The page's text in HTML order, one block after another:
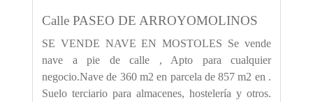
Calle PASEO DE ARROYOMOLINOS
SE VENDE NAVE EN MOSTOLES Se vende
nave a pie de calle , Apto para cualquier
negocio.Nave de 360 m2 en parcela de 857 m2 en .
Suelo terciario para almacenes, hostelería y otros.